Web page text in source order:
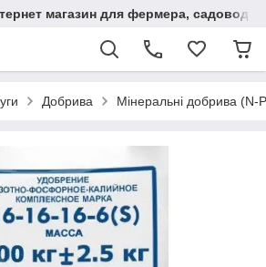
магазин для фермера,
Добрива Мінеральні добрива (N-